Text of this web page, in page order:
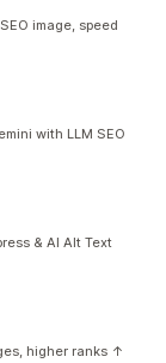
image, speed
with LLM SEO
& AI Alt Text
higher ranks ↑